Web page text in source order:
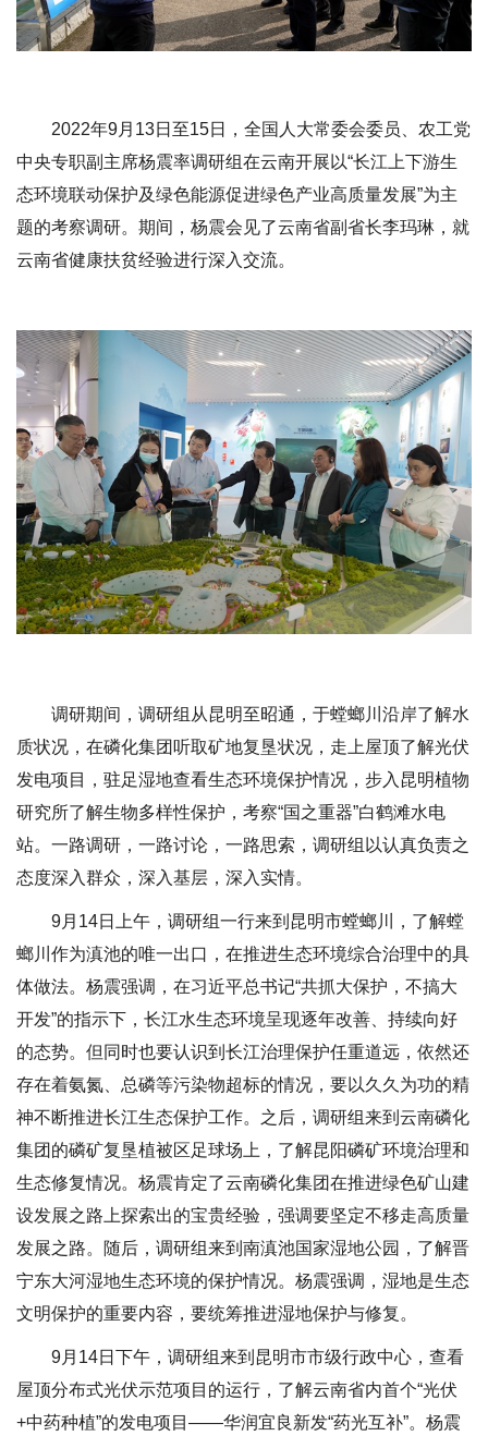
2022年9月13日至15日，全国人大常委会委员、农工党
中央专职副主席杨震率调研组在云南开展以“长江上下游生
态环境联动保护及绿色能源促进绿色产业高质量发展”为主
题的考察调研。期间，杨震会见了云南省副省长李玛琳，就
云南省健康扶贫经验进行深入交流。
调研期间，调研组从昆明至昭通，于螳螂川沿岸了解水
质状况，在磷化集团听取矿地复垦状况，走上屋顶了解光伏
发电项目，驻足湿地查看生态环境保护情况，步入昆明植物
研究所了解生物多样性保护，考察“国之重器”白鹤滩水电
站。一路调研，一路讨论，一路思索，调研组以认真负责之
态度深入群众，深入基层，深入实情。
9月14日上午，调研组一行来到昆明市螳螂川，了解螳
螂川作为滇池的唯一出口，在推进生态环境综合治理中的具
体做法。杨震强调，在习近平总书记“共抓大保护，不搞大
开发”的指示下，长江水生态环境呈现逐年改善、持续向好
的态势。但同时也要认识到长江治理保护任重道远，依然还
存在着氨氮、总磷等污染物超标的情况，要以久久为功的精
神不断推进长江生态保护工作。之后，调研组来到云南磷化
集团的磷矿复垦植被区足球场上，了解昆阳磷矿环境治理和
生态修复情况。杨震肯定了云南磷化集团在推进绿色矿山建
设发展之路上探索出的宝贵经验，强调要坚定不移走高质量
发展之路。随后，调研组来到南滇池国家湿地公园，了解晋
宁东大河湿地生态环境的保护情况。杨震强调，湿地是生态
文明保护的重要内容，要统筹推进湿地保护与修复。
9月14日下午，调研组来到昆明市市级行政中心，查看
屋顶分布式光伏示范项目的运行，了解云南省内首个“光伏
+中药种植”的发电项目——华润宜良新发“药光互补”。杨震